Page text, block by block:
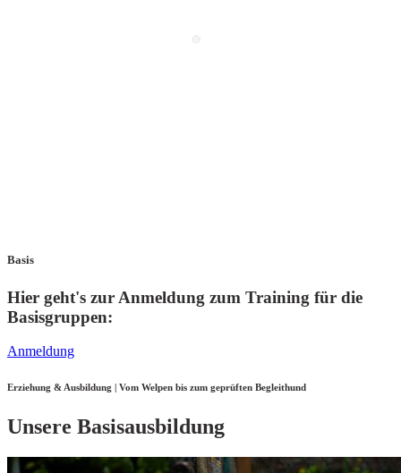
Basis
Hier geht's zur Anmeldung zum Training für die
Basisgruppen:
Anmeldung
Erziehung & Ausbildung | Vom Welpen bis zum geprüften Begleithund
Unsere Basis­aus­bildung